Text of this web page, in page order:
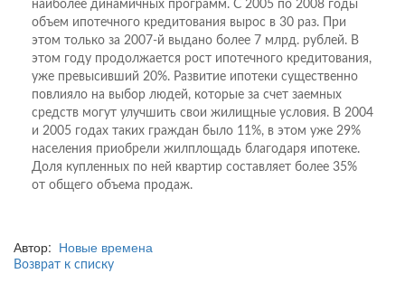
наиболее динамичных программ. С 2005 по 2008 годы
объем ипотечного кредитования вырос в 30 раз. При
этом только за 2007-й выдано более 7 млрд. рублей. В
этом году продолжается рост ипотечного кредитования,
уже превысивший 20%. Развитие ипотеки существенно
повлияло на выбор людей, которые за счет заемных
средств могут улучшить свои жилищные условия. В 2004
и 2005 годах таких граждан было 11%, в этом уже 29%
населения приобрели жилплощадь благодаря ипотеке.
Доля купленных по ней квартир составляет более 35%
от общего объема продаж.
Автор: Новые времена
Возврат к списку